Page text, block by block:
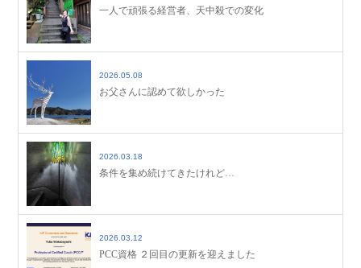
一人で頑張る経営者、天中殺での変化
2026.05.08
お父さんに認めて欲しかった
2026.03.18
条件を集め続けてきたけれど…
2026.03.12
PCC資格 ２回目の更新を迎えました